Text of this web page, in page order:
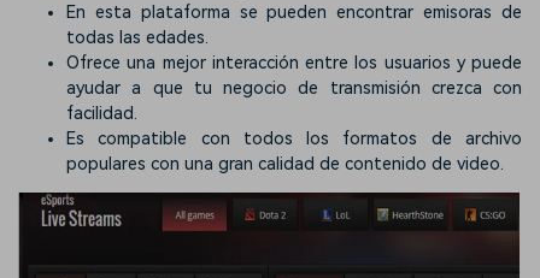
En esta plataforma se pueden encontrar emisoras de
todas las edades.
Ofrece una mejor interacción entre los usuarios y puede
ayudar a que tu negocio de transmisión crezca con
facilidad.
Es compatible con todos los formatos de archivo
populares con una gran calidad de contenido de video.